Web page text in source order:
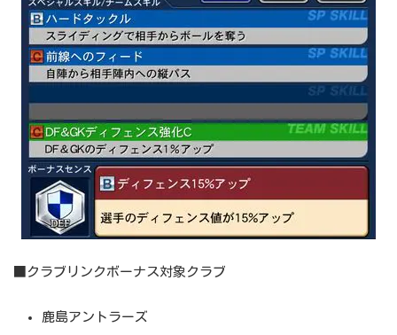
■クラブリンクボーナス対象クラブ
鹿島アントラーズ